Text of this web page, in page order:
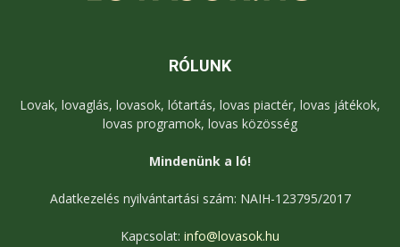
RÓLUNK
Lovak, lovaglás, lovasok, lótartás, lovas piactér, lovas játékok,
lovas programok, lovas közösség
Mindenünk a ló!
Adatkezelés nyilvántartási szám: NAIH-123795/2017
Kapcsolat: info@lovasok.hu